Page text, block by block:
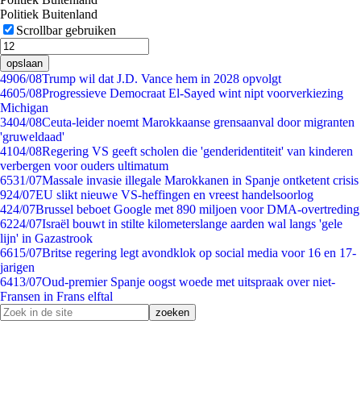
Politiek Buitenland
Scrollbar gebruiken
opslaan
4906/08Trump wil dat J.D. Vance hem in 2028 opvolgt
4605/08Progressieve Democraat El-Sayed wint nipt voorverkiezing
Michigan
3404/08Ceuta-leider noemt Marokkaanse grensaanval door migranten
'gruweldaad'
4104/08Regering VS geeft scholen die 'genderidentiteit' van kinderen
verbergen voor ouders ultimatum
6531/07Massale invasie illegale Marokkanen in Spanje ontketent crisis
924/07EU slikt nieuwe VS-heffingen en vreest handelsoorlog
424/07Brussel beboet Google met 890 miljoen voor DMA-overtreding
6224/07Israël bouwt in stilte kilometerslange aarden wal langs 'gele
lijn' in Gazastrook
6615/07Britse regering legt avondklok op social media voor 16 en 17-
jarigen
6413/07Oud-premier Spanje oogst woede met uitspraak over niet-
Fransen in Frans elftal